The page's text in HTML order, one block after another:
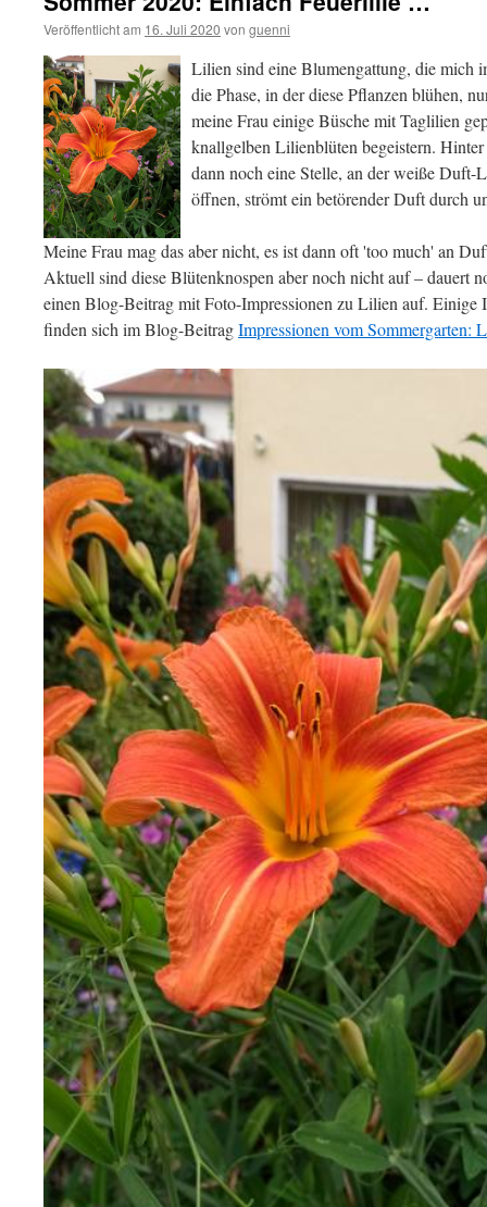
Veröffentlicht am 16. Juli 2020 von guenni
Lilien sind eine Blumengattung, die mich
die Phase, in der diese Pflanzen blühen,
meine Frau einige Büsche mit Taglilien
knallgelben Lilienblüten begeistern.
dann noch eine Stelle, an der weiße
öffnen, strömt ein betörender Duft durch
Meine Frau mag das aber nicht, es ist dann oft 'too much' an
Aktuell sind diese Blütenknospen aber noch nicht auf – dauert
einen Blog-Beitrag mit Foto-Impressionen zu Lilien auf. Einige
finden sich im Blog-BeitragImpressionen vom Sommergarten: